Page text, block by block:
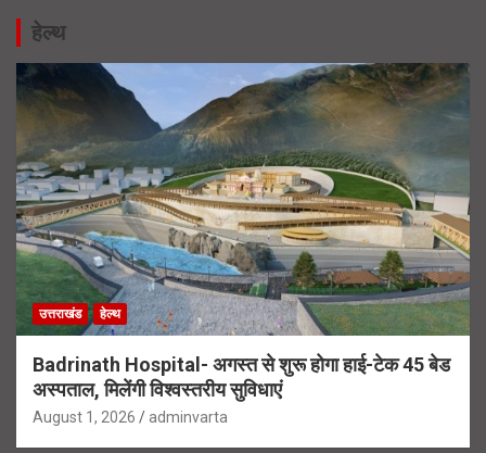
हेल्थ
उत्तराखंड हेल्थ
Badrinath Hospital- अगस्त से शुरू होगा हाई-टेक 45 बेड
अस्पताल, मिलेंगी विश्वस्तरीय सुविधाएं
August 1, 2026 adminvarta